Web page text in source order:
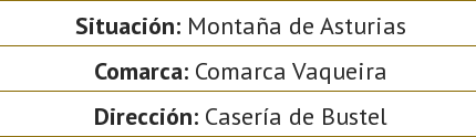
Situación:Montaña de Asturias
Comarca:Comarca Vaqueira
Dirección:Casería de Bustel